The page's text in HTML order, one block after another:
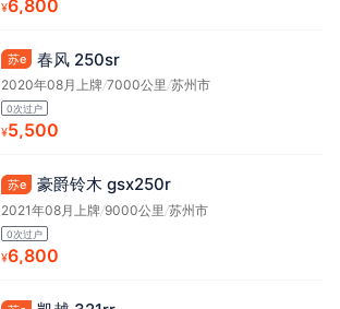
¥6,800
苏e 春风 250sr
2020年08月上牌/7000公里/苏州市
0次过户
¥5,500
苏e 豪爵铃木 gsx250r
2021年08月上牌/9000公里/苏州市
0次过户
¥6,800